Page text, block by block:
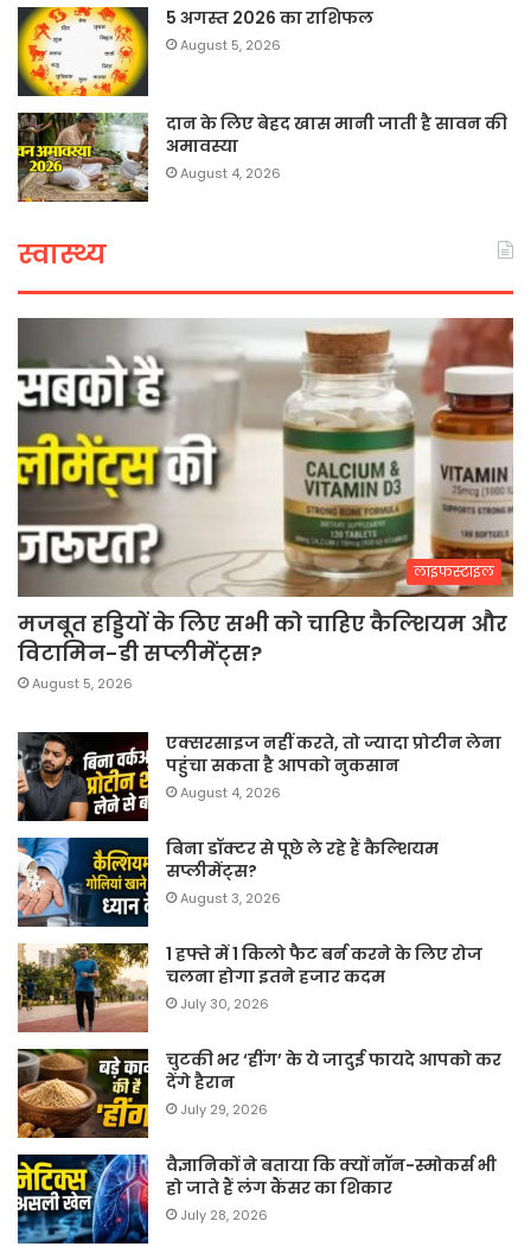
5 अगस्त 2026 का राशिफल
August 5, 2026
दान के लिए बेहद खास मानी जाती है सावन की
अमावस्या
August 4, 2026
स्वास्थ्य
लाइफस्टाइल
मजबूत हड्डियों के लिए सभी को चाहिए कैल्शियम और
विटामिन-डी सप्लीमेंट्स?
August 5, 2026
एक्सरसाइज नहीं करते, तो ज्यादा प्रोटीन लेना
पहुंचा सकता है आपको नुकसान
August 4, 2026
बिना डॉक्टर से पूछे ले रहे हैं कैल्शियम
सप्लीमेंट्स?
August 3, 2026
1 हफ्ते में 1 किलो फैट बर्न करने के लिए रोज
चलना होगा इतने हजार कदम
July 30, 2026
चुटकी भर ‘हींग’ के ये जादुई फायदे आपको कर
देंगे हैरान
July 29, 2026
वैज्ञानिकों ने बताया कि क्यों नॉन-स्मोकर्स भी
हो जाते हैं लंग कैंसर का शिकार
July 28, 2026